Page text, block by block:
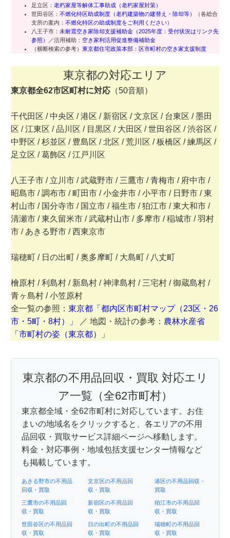
足立区： 老朽家屋等解体工事助成（老朽家屋対策）
世田谷区： 不燃化特区助成制度（老朽建築物の建替え・除却等）
（各総合
支所の案内： 不燃化特区の助成制度をご利用ください）
八王子市： 未耐震空き家除却支援補助金（2025年度：受付状況はリンク先
参照）
／活用補助： 空き家利活用促進整備補助金
（横断検索の参考） 東京都住宅政策本部：区市町村の空き家支援制度
東京都の対応エリア
東京都全62市区町村に対応 （50音順）
千代田区 / 中央区 / 港区 / 新宿区 / 文京区 / 台東区 / 墨田
区 / 江東区 / 品川区 / 目黒区 / 大田区 / 世田谷区 / 渋谷区 /
中野区 / 杉並区 / 豊島区 / 北区 / 荒川区 / 板橋区 / 練馬区 /
足立区 / 葛飾区 / 江戸川区
八王子市 / 立川市 / 武蔵野市 / 三鷹市 / 青梅市 / 府中市 /
昭島市 / 調布市 / 町田市 / 小金井市 / 小平市 / 日野市 / 東
村山市 / 国分寺市 / 国立市 / 福生市 / 狛江市 / 東大和市 /
清瀬市 / 東久留米市 / 武蔵村山市 / 多摩市 / 稲城市 / 羽村
市 / あきる野市 / 西東京市
瑞穂町 / 日の出町 / 奥多摩町 / 大島町 / 八丈町
檜原村 / 利島村 / 新島村 / 神津島村 / 三宅村 / 御蔵島村 /
青ヶ島村 / 小笠原村
全一覧の参照： 東京都「都内区市町村マップ（23区・26
市・5町・8村）」
／ 地図・統計の参考： 農林水産省
「市町村の姿（東京都）」
東京都の不用品回収・買取 対応エリ
ア一覧（全62市町村）
東京都全域・全62市町村に対応しています。お住
まいの地域名をクリックすると、各エリアの不用
品回収・買取サービス詳細ページへ移動します。
料金・対応事例・地域包括支援センター情報など
も掲載しています。
あきる野市の不用品
回収・買取
三鷹市の不用品回
収・買取
世田谷区の不用品回
収・買取
文京区の不用品回
収・買取
新宿区の不用品回
収・買取
日の出町の不用品回
収・買取
港区の不用品回収・
買取
狛江市の不用品回
収・買取
瑞穂町の不用品回
収・買取